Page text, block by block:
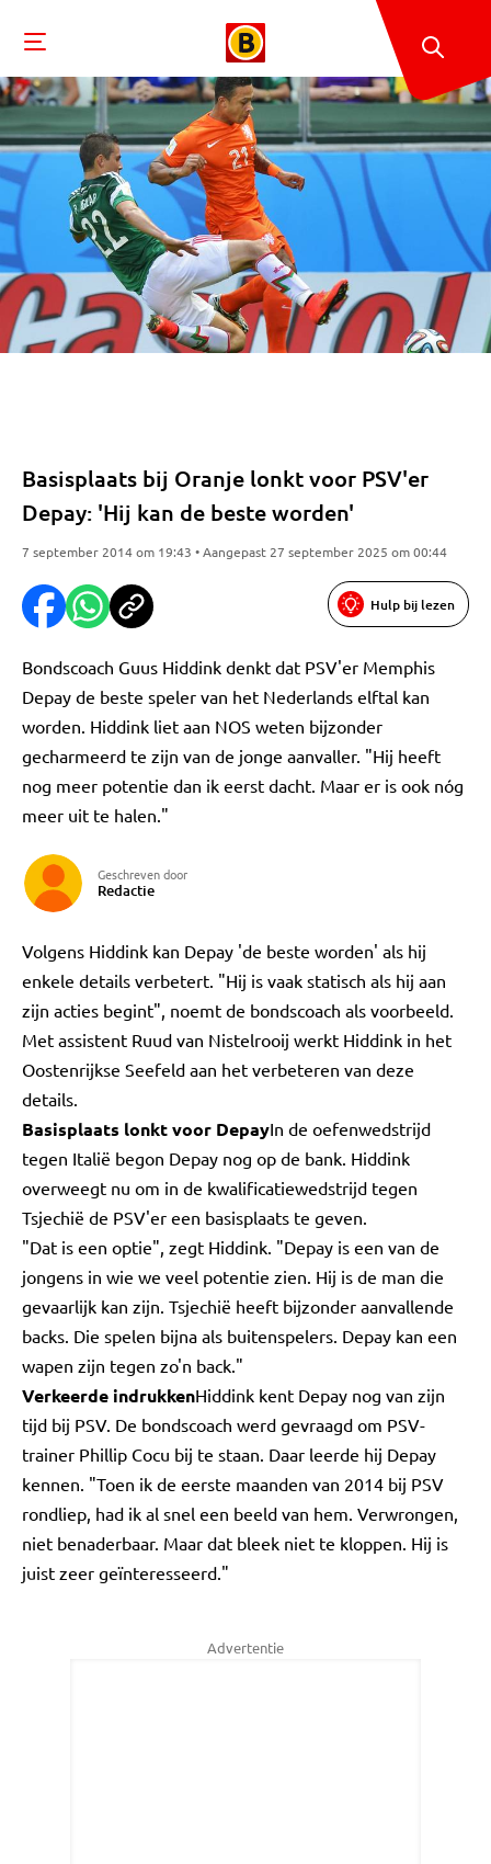
Basisplaats bij Oranje lonkt voor PSV'er
Depay: 'Hij kan de beste worden'
7 september 2014 om 19:43 • Aangepast 27 september 2025 om 00:44
Hulp bij lezen
Bondscoach Guus Hiddink denkt dat PSV'er Memphis
Depay de beste speler van het Nederlands elftal kan
worden. Hiddink liet aan NOS weten bijzonder
gecharmeerd te zijn van de jonge aanvaller. "Hij heeft
nog meer potentie dan ik eerst dacht. Maar er is ook nóg
meer uit te halen."
Geschreven door
Redactie
Volgens Hiddink kan Depay 'de beste worden' als hij
enkele details verbetert. "Hij is vaak statisch als hij aan
zijn acties begint", noemt de bondscoach als voorbeeld.
Met assistent Ruud van Nistelrooij werkt Hiddink in het
Oostenrijkse Seefeld aan het verbeteren van deze
details.
Basisplaats lonkt voor DepayIn de oefenwedstrijd
tegen Italië begon Depay nog op de bank. Hiddink
overweegt nu om in de kwalificatiewedstrijd tegen
Tsjechië de PSV'er een basisplaats te geven.
"Dat is een optie", zegt Hiddink. "Depay is een van de
jongens in wie we veel potentie zien. Hij is de man die
gevaarlijk kan zijn. Tsjechië heeft bijzonder aanvallende
backs. Die spelen bijna als buitenspelers. Depay kan een
wapen zijn tegen zo'n back."
Verkeerde indrukkenHiddink kent Depay nog van zijn
tijd bij PSV. De bondscoach werd gevraagd om PSV-
trainer Phillip Cocu bij te staan. Daar leerde hij Depay
kennen. "Toen ik de eerste maanden van 2014 bij PSV
rondliep, had ik al snel een beeld van hem. Verwrongen,
niet benaderbaar. Maar dat bleek niet te kloppen. Hij is
juist zeer geïnteresseerd."
Advertentie